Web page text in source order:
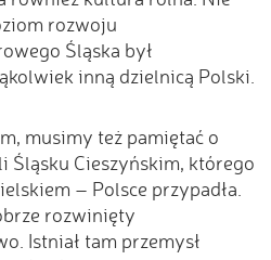
rozwoju
Śląska był
inną dzielnicą Polski.
musimy też pamiętać o
Śląsku Cieszyńskim, którego
– Polsce przypadła.
rozwinięty
Istniał tam przemysł